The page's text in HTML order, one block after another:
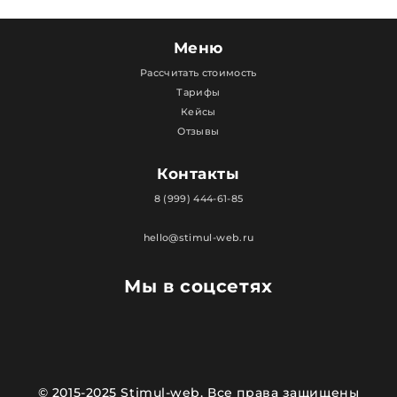
Мы в соцсетях
Меню
Рассчитать стоимость
Тарифы
Кейсы
Отзывы
Контакты
8 (999) 444-61-85
hello@stimul-web.ru
© 2015-2025 Stimul-web, Все права защищены